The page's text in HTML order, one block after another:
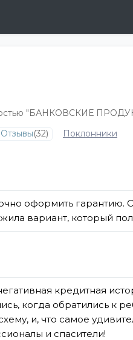
"БАНКОВСКИЕ
Отзывы(32) Поклонники
оформить гарантию.
вариант, который
кредитная
когда обратились к
и, что самое
и спасители!